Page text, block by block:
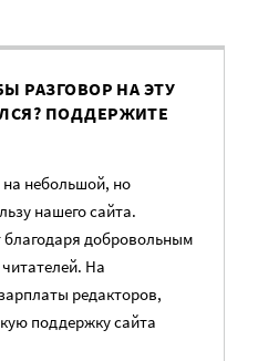
РАЗГОВОР НА ЭТУ
ПОДДЕРЖИТЕ
небольшой, но
нашего сайта.
добровольным
На
редакторов,
поддержку сайта